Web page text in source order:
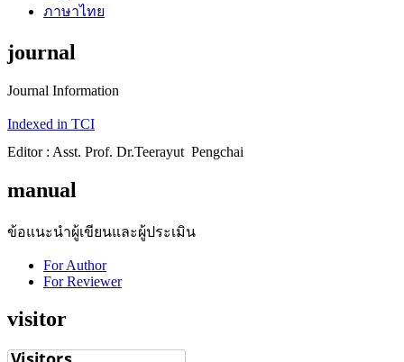
ภาษาไทย
journal
Journal Information
Indexed in TCI
Editor : Asst. Prof. Dr.Teerayut Pengchai
manual
ข้อแนะนำผู้เขียนและผู้ประเมิน
For Author
For Reviewer
visitor